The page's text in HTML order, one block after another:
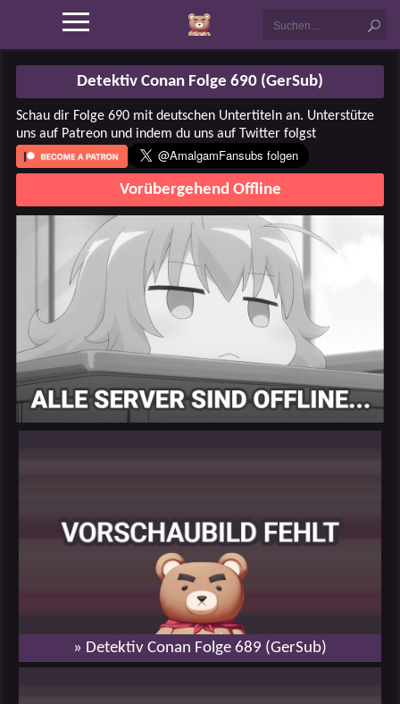
Detektiv Conan Folge 690 (GerSub)
Schau dir Folge 690 mit deutschen Untertiteln an. Unterstütze
uns auf Patreon und indem du uns auf Twitter folgst
Vorübergehend Offline
» Detektiv Conan Folge 689 (GerSub)